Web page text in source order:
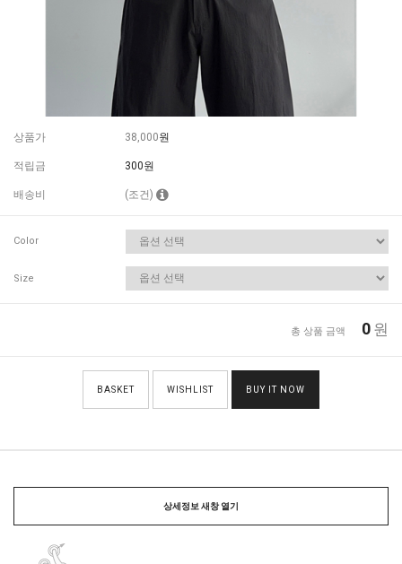
상품가 38,000원
적립금 300원
배송비 (조건)
Color
Size
총 상품 금액 0 원
BASKET WISHLIST BUY IT NOW
상세정보 새창 열기